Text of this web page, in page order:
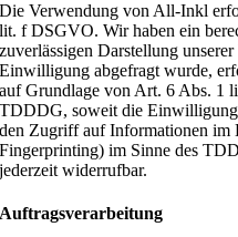
Die Verwendung von All-Inkl
lit. f DSGVO. Wir haben ein
zuverlässigen Darstellung
Einwilligung abgefragt wurde,
auf Grundlage von Art. 6 Abs. 1
TDDDG, soweit die
den Zugriff auf Informationen im
Fingerprinting) im Sinne des
jederzeit widerrufbar.
Auftragsverarbeitung